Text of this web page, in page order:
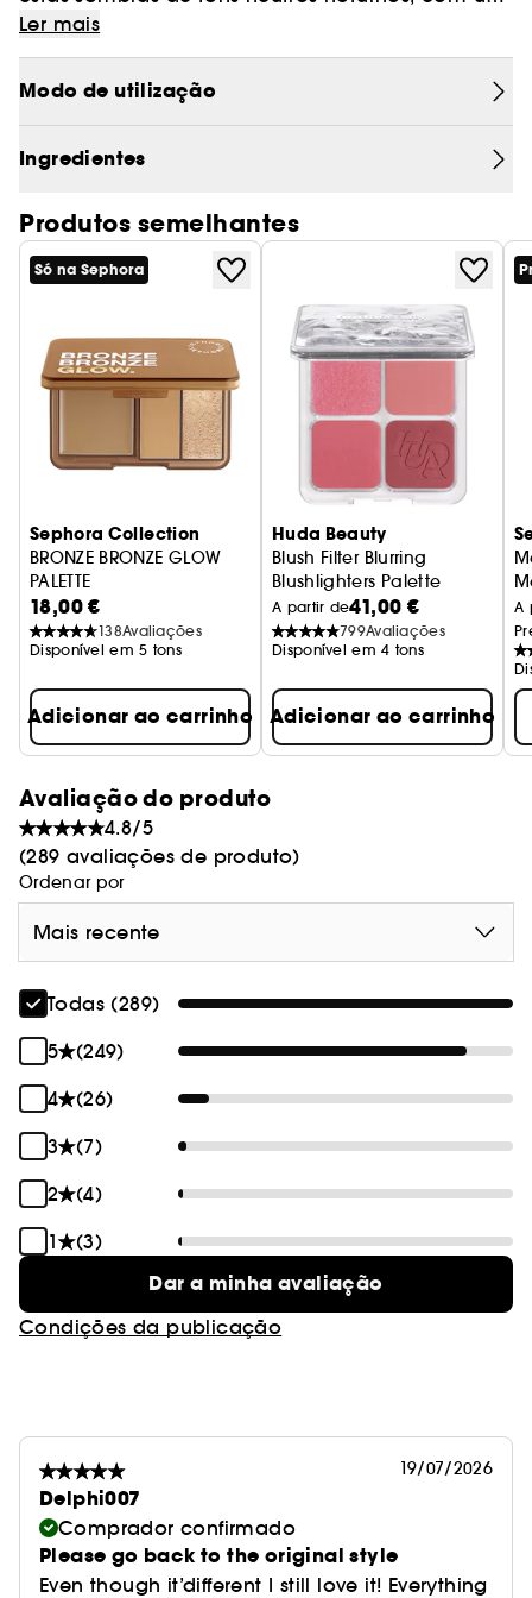
acabamento cintilante. A sua textura é suave e
funde-se com a pele para uma infinidade de
looks.
Ler mais
Modo de utilização
Ingredientes
Produtos semelhantes
Só na Sephora
Sephora Collection
BRONZE BRONZE GLOW
PALETTE
Trio de bronzers e iluminadores multitexturas
18,00 €
138Avaliações
Disponível em 5 tons
Adicionar ao carrinho
Huda Beauty
Blush Filter Blurring
Blushlighters Palette
Paleta de blush e iluminador
A partir de41,00 €
799Avaliações
Disponível em 4 tons
Adicionar ao carrinho
A
Avaliação do produto
4.8/5
(289 avaliações de produto)
Ordenar por
Mais recente
Todas (289)
5
(249)
4
(26)
3
(7)
2
(4)
1
(3)
Dar a minha avaliação
Condições da publicação
19/07/2026
Delphi007
Comprador confirmado
Please go back to the original style
Even though it’different I still love it! Everything